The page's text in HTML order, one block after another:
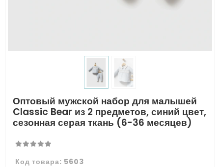
Оптовый мужской набор для малышей
Classic Bear из 2 предметов, синий цвет,
сезонная серая ткань (6-36 месяцев)
Код товара: 5603